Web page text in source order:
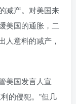
减产。对美国来
美国的通胀，二
人意料的减产，
美国发言人宣
的侵犯。”但几